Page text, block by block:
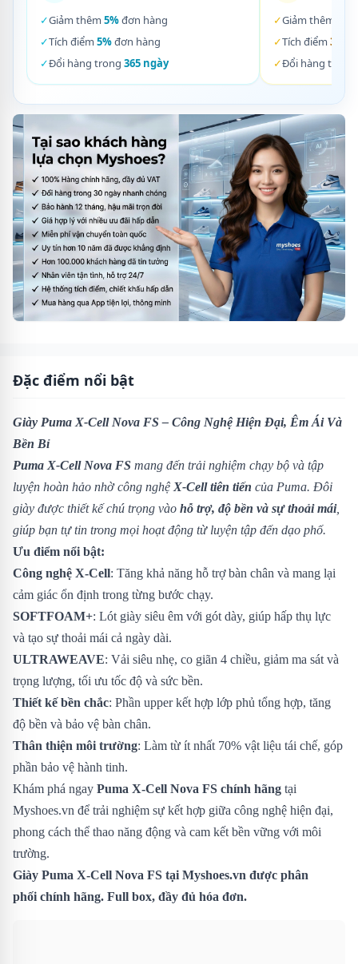
✓Giảm thêm 5%đơn hàng
✓Tích điểm 5%đơn hàng
✓Đổi hàng trong 365 ngày
✓Giảm thêm
✓Tích điểm 3%
✓Đổi hàng trong
Đặc điểm nổi bật
Giày Puma X-Cell Nova FS – Công Nghệ Hiện Đại, Êm Ái Và
Bền Bỉ
Puma X-Cell Nova FS mang đến trải nghiệm chạy bộ và tập
luyện hoàn hảo nhờ công nghệ X-Cell tiên tiến của Puma. Đôi
giày được thiết kế chú trọng vào hỗ trợ, độ bền và sự thoải mái,
giúp bạn tự tin trong mọi hoạt động từ luyện tập đến dạo phố.
Ưu điểm nổi bật:
Công nghệ X-Cell: Tăng khả năng hỗ trợ bàn chân và mang lại
cảm giác ổn định trong từng bước chạy.
SOFTFOAM+: Lót giày siêu êm với gót dày, giúp hấp thụ lực
và tạo sự thoải mái cả ngày dài.
ULTRAWEAVE: Vải siêu nhẹ, co giãn 4 chiều, giảm ma sát và
trọng lượng, tối ưu tốc độ và sức bền.
Thiết kế bền chắc: Phần upper kết hợp lớp phủ tổng hợp, tăng
độ bền và bảo vệ bàn chân.
Thân thiện môi trường: Làm từ ít nhất 70% vật liệu tái chế, góp
phần bảo vệ hành tinh.
Khám phá ngay Puma X-Cell Nova FS chính hãng tại
Myshoes.vn để trải nghiệm sự kết hợp giữa công nghệ hiện đại,
phong cách thể thao năng động và cam kết bền vững với môi
trường.
Giày Puma X-Cell Nova FS tại Myshoes.vn được phân
phối chính hãng. Full box, đầy đủ hóa đơn.